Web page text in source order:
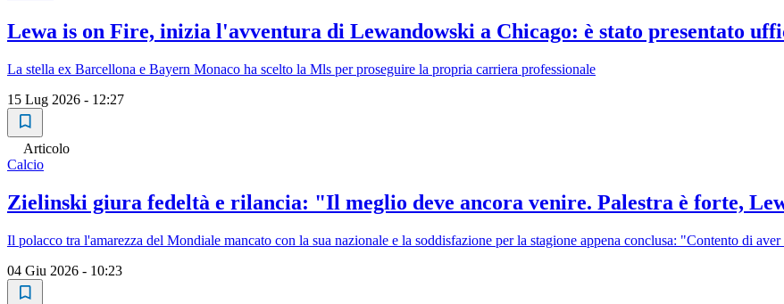
Lewa is on Fire, inizia l'avventura di Lewandowski a Chicago: è stato presentato
La stella ex Barcellona e Bayern Monaco ha scelto la Mls per proseguire la propria carriera professionale
15 Lug 2026 - 12:27
Articolo
Calcio
Zielinski giura fedeltà e rilancia: "Il meglio deve ancora venire. Palestra è forte,
Il polacco tra l'amarezza del Mondiale mancato con la sua nazionale e la soddisfazione per la stagione appena conclusa: "Contento di
04 Giu 2026 - 10:23